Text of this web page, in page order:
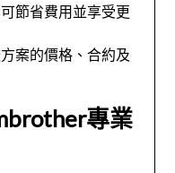
節省費用並享受更
案的價格、合約及
專業